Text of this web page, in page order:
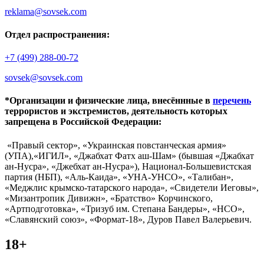
reklama@sovsek.com
Отдел распространения:
+7 (499) 288-00-72
sovsek@sovsek.com
*Организации и физические лица, внесённные в перечень
террористов и экстремистов, деятельность которых
запрещена в Российской Федерации:
«Правый сектор», «Украинская повстанческая армия»
(УПА),«ИГИЛ», «Джабхат Фатх аш-Шам» (бывшая «Джабхат
ан-Нусра», «Джебхат ан-Нусра»), Национал-Большевистская
партия (НБП), «Аль-Каида», «УНА-УНСО», «Талибан»,
«Меджлис крымско-татарского народа», «Свидетели Иеговы»,
«Мизантропик Дивижн», «Братство» Корчинского,
«Артподготовка», «Тризуб им. Степана Бандеры», «НСО»,
«Славянский союз», «Формат-18», Дуров Павел Валерьевич.
18+